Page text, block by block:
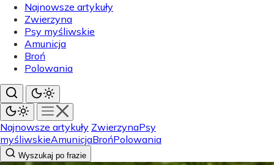
Najnowsze artykuły
Zwierzyna
Psy myśliwskie
Amunicja
Broń
Polowania
Najnowsze artykuły ZwierzynaPsy
myśliwskieAmunicjaBrońPolowania
Wyszukaj po frazie